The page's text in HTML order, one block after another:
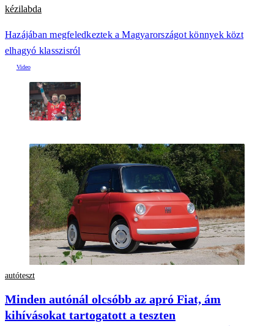
kézilabda
Hazájában megfeledkeztek a Magyarországot könnyek közt
elhagyó klasszisról
autóteszt
Minden autónál olcsóbb az apró Fiat, ám
kihívásokat tartogatott a teszten